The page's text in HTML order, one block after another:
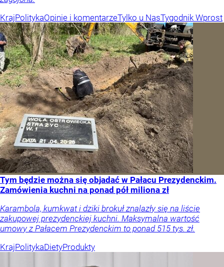
KrajPolitykaOpinie i komentarzeTylko u NasTygodnik Wprost
Tym będzie można się objadać w Pałacu Prezydenckim.
Zamówienia kuchni na ponad pół miliona zł
Karambola, kumkwat i dziki brokuł znalazły się na liście
zakupowej prezydenckiej kuchni. Maksymalna wartość
umowy z Pałacem Prezydenckim to ponad 515 tys. zł.
KrajPolitykaDietyProdukty